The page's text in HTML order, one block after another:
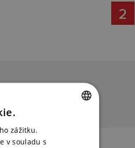
2
zážitku.
v souladu s